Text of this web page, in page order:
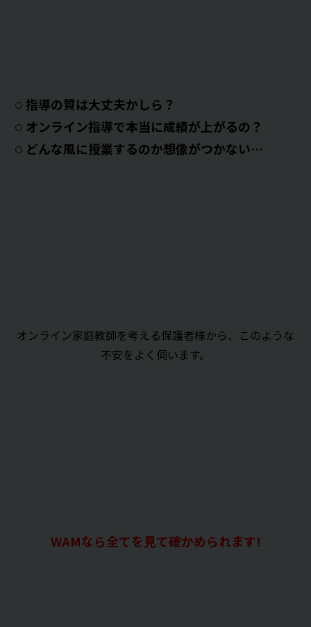
指導の質は大丈夫かしら？
オンライン指導で本当に成績が上がるの？
どんな風に授業するのか想像がつかない…
オンライン家庭教師を考える保護者様から、このような
不安をよく伺います。
WAMなら全てを見て確かめられます!